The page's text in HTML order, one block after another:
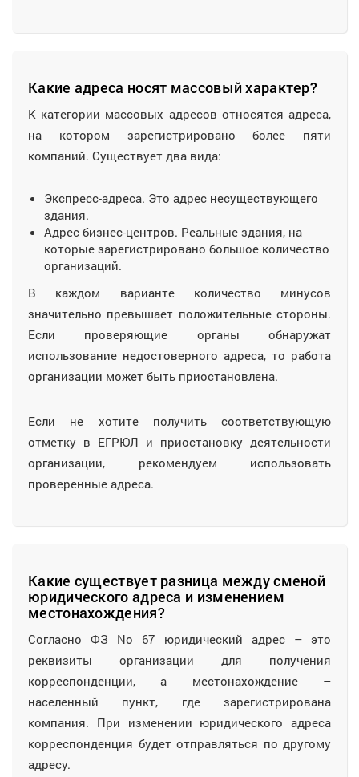
Какие адреса носят массовый характер?
К категории массовых адресов относятся адреса,
на котором зарегистрировано более пяти
компаний. Существует два вида:
Экспресс-адреса. Это адрес несуществующего
здания.
Адрес бизнес-центров. Реальные здания, на
которые зарегистрировано большое количество
организаций.
В каждом варианте количество минусов
значительно превышает положительные стороны.
Если проверяющие органы обнаружат
использование недостоверного адреса, то работа
организации может быть приостановлена.
Если не хотите получить соответствующую
отметку в ЕГРЮЛ и приостановку деятельности
организации, рекомендуем использовать
проверенные адреса.
Какие существует разница между сменой
юридического адреса и изменением
местонахождения?
Согласно ФЗ No 67 юридический адрес – это
реквизиты организации для получения
корреспонденции, а местонахождение –
населенный пункт, где зарегистрирована
компания. При изменении юридического адреса
корреспонденция будет отправляться по другому
адресу.